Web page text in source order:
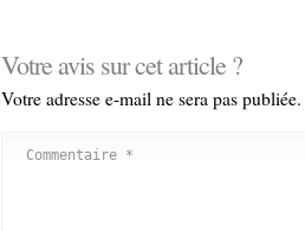
Votre avis sur cet article ?
Votre adresse e-mail ne sera pas publiée.